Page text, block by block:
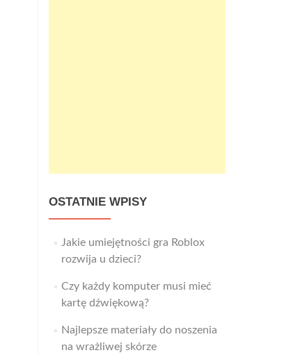
OSTATNIE WPISY
Jakie umiejętności gra Roblox
rozwija u dzieci?
Czy każdy komputer musi mieć
kartę dźwiękową?
Najlepsze materiały do noszenia
na wrażliwej skórze